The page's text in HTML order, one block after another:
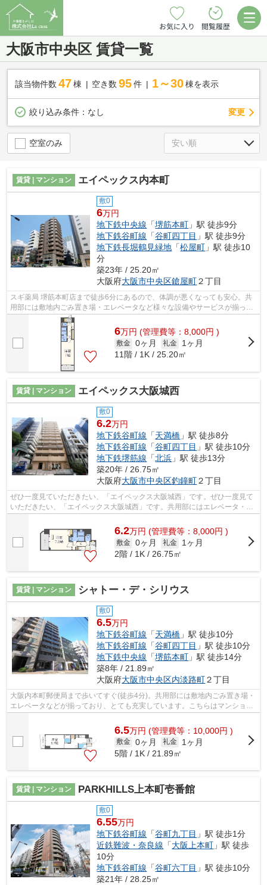
お気に入り 閲覧履歴
大阪市中央区 賃貸一覧
該当物件数 47棟 空き数 95 件 1～30 棟を表示
絞り込み条件： なし 変更
空室のみ
賃貸 | マンション エイペックス内本町
敷0
6万円
地下鉄中央線 「堺筋本町 」駅 徒歩9分
地下鉄谷町線 「谷町四丁目 」駅 徒歩9分
地下鉄長堀鶴見緑地 「松屋町 」駅 徒歩10
分
築23年 / 25.20㎡
大阪府大阪市中央区鎗屋町２丁目
スギ薬局 堺筋本町店まで徒歩6分にあるので、体調が悪くなっても安心。共
用部には敷地内ごみ置き場・エレベータなど様々な設備やサービスが揃って
いるので便利です。根強いニーズを誇...
6万円 (管理費等：8,000円 )
敷金 0ヶ月 礼金
1ヶ月
11階 / 1K / 25.20㎡
賃貸 | マンション エイペックス大阪城西
敷0
6.2万円
地下鉄谷町線 「天満橋 」駅 徒歩8分
地下鉄谷町線 「谷町四丁目 」駅 徒歩10分
地下鉄堺筋線 「北浜 」駅 徒歩13分
築20年 / 26.75㎡
大阪府大阪市中央区釣鐘町２丁目
ぜひ一度見ていただきたい、「エイペックス大阪城西」です。ぜひ一度見て
いただきたい、「エイペックス大阪城西」です。共用部にはエレベータ・敷
地内ごみ置き場などが揃っており、と...
6.2万円 (管理費等：8,000円 )
敷金 0ヶ月 礼金
1ヶ月
2階 / 1K / 26.75㎡
賃貸 | マンション シャトー・デ・シリウス
敷0
6.5万円
地下鉄谷町線 「天満橋 」駅 徒歩10分
地下鉄谷町線 「谷町四丁目 」駅 徒歩10分
地下鉄中央線 「堺筋本町 」駅 徒歩14分
築8年 / 21.89㎡
大阪府大阪市中央区内淡路町２丁目
大阪内本町郵便局まで歩いてすぐ(徒歩4分)。共用部には敷地内ごみ置き場・
エレベータなどが揃っており、とても充実しています。こちらはマンション
6.5万円 (管理費等：10,000円 )
敷金 0ヶ月 礼金
1ヶ月
5階 / 1K / 21.89㎡
賃貸 | マンション PARKHILLS上本町壱番館
敷0
6.55万円
地下鉄谷町線 「谷町九丁目 」駅 徒歩1分
近鉄難波・奈良線 「大阪上本町 」駅 徒歩
10分
地下鉄谷町線 「谷町六丁目 」駅 徒歩10分
築21年 / 28.25㎡